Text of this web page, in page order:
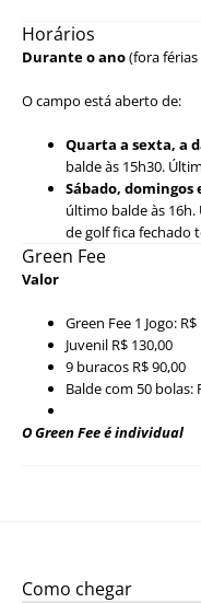
Horários
Durante o ano(fora
O campo está aberto de:
Quarta a sexta, a
balde às 15h30.
Sábado, domingos
último balde às 16h.
de golf fica fechado
Green Fee
Valor
Green Fee 1 Jogo:
Juvenil R$ 130,00
9 buracos R$ 90,00
Balde com 50 bolas:
O Green Fee é individual
Como chegar